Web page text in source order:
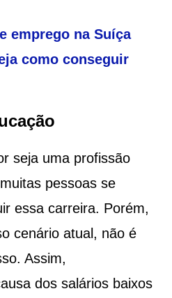
emprego na Suíça
como conseguir
seja uma profissão
pessoas se
essa carreira. Porém,
cenário atual, não é
Assim,
dos salários baixos